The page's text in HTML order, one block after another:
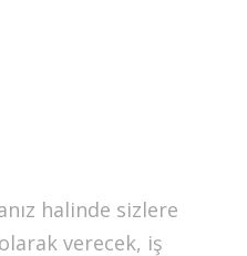
halinde sizlere
verecek, iş